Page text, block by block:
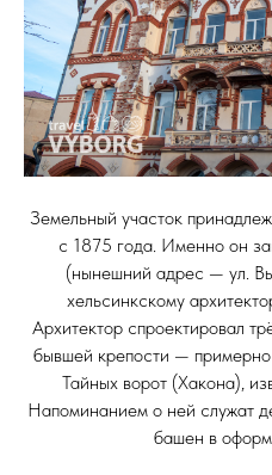
Земельный участок
с 1875 года. Именно он
(нынешний адрес — ул.
хельсинкскому
Архитектор спроектировал
бывшей крепости —
Тайных ворот (Хакона),
Напоминанием о ней служат
башен в